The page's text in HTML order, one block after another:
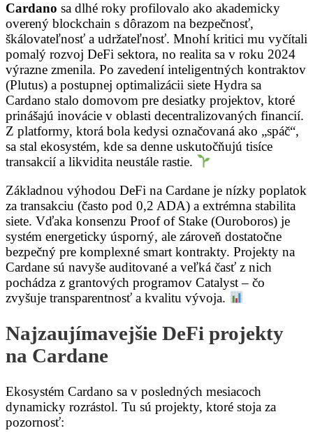
Cardano sa dlhé roky profilovalo ako akademicky
overený blockchain s dôrazom na bezpečnosť,
škálovateľnosť a udržateľnosť. Mnohí kritici mu vyčítali
pomalý rozvoj DeFi sektora, no realita sa v roku 2024
výrazne zmenila. Po zavedení inteligentných kontraktov
(Plutus) a postupnej optimalizácii siete Hydra sa
Cardano stalo domovom pre desiatky projektov, ktoré
prinášajú inovácie v oblasti decentralizovaných financií.
Z platformy, ktorá bola kedysi označovaná ako „spáč“,
sa stal ekosystém, kde sa denne uskutočňujú tisíce
transakcií a likvidita neustále rastie.
Základnou výhodou DeFi na Cardane je nízky poplatok
za transakciu (často pod 0,2 ADA) a extrémna stabilita
siete. Vďaka konsenzu Proof of Stake (Ouroboros) je
systém energeticky úsporný, ale zároveň dostatočne
bezpečný pre komplexné smart kontrakty. Projekty na
Cardane sú navyše auditované a veľká časť z nich
pochádza z grantových programov Catalyst – čo
zvyšuje transparentnosť a kvalitu vývoja.
Najzaujímavejšie DeFi projekty
na Cardane
Ekosystém Cardano sa v posledných mesiacoch
dynamicky rozrástol. Tu sú projekty, ktoré stoja za
pozornosť: